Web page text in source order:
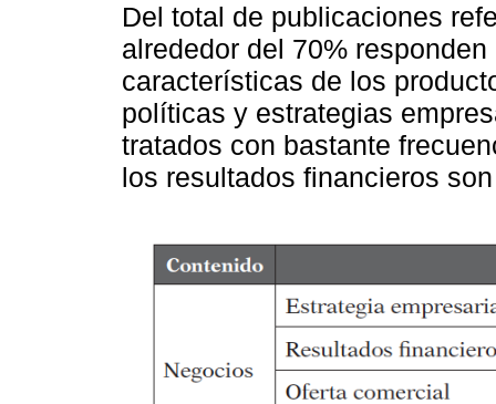
Del total de publicaciones
alrededor del 70%
características de los
políticas y estrategias
tratados con bastante
los resultados financieros